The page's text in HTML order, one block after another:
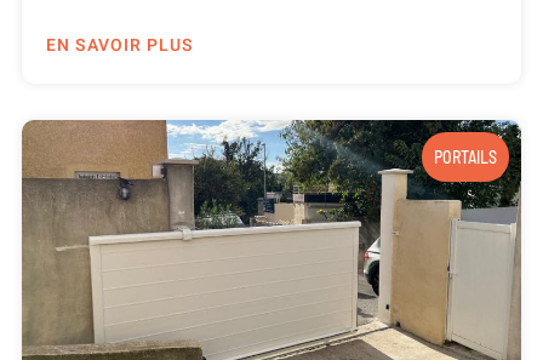
EN SAVOIR PLUS
PORTAILS